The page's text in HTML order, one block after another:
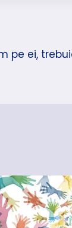
pe ei,